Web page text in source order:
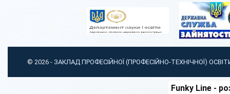
© 2026 - ЗАКЛАД ПРОФЕСІЙНОЇ (ПРОФЕСІЙНО-ТЕХНІЧНОЇ)
Funky Line-